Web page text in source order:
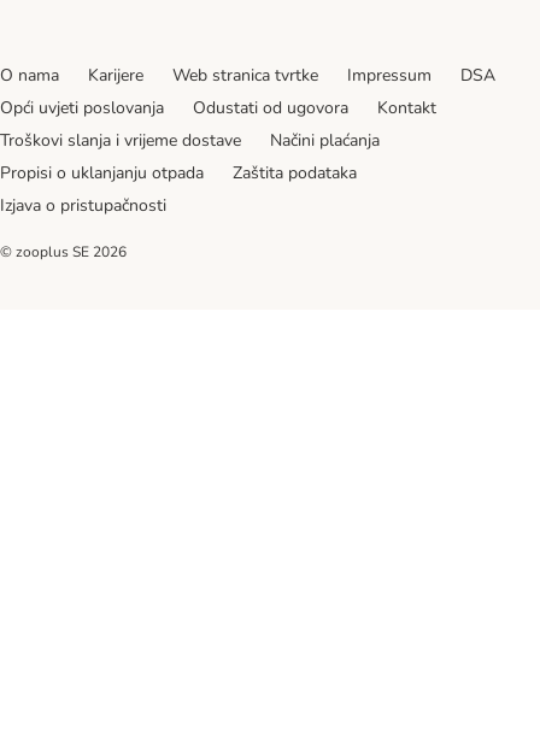
O nama Karijere Web stranica tvrtke Impressum
DSA
Opći uvjeti poslovanja
Odustati od ugovora
Kontakt
Troškovi slanja i vrijeme dostave
Načini plaćanja
Propisi o uklanjanju otpada
Zaštita podataka
Izjava o pristupačnosti
© zooplus SE 2026